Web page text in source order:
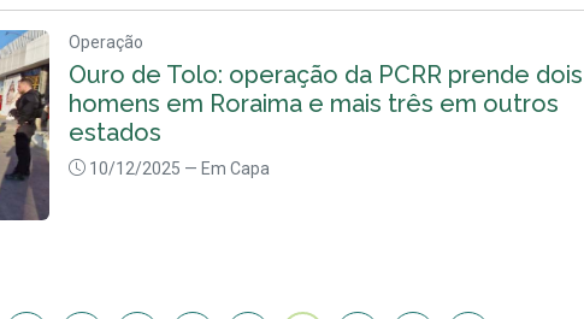
Operação
Ouro de Tolo: operação da PCRR prende dois
homens em Roraima e mais três em outros
estados
10/12/2025 — Em Capa